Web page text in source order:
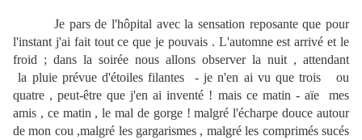
Je pars de l'hôpital avec la sensation reposante que pour
l'instant j'ai fait tout ce que je pouvais . L'automne est arrivé et le
froid ; dans la soirée nous allons observer la nuit , attendant
la pluie prévue d'étoiles filantes - je n'en ai vu que trois ou
quatre , peut-être que j'en ai inventé ! mais ce matin - aïe mes
amis , ce matin , le mal de gorge ! malgré l'écharpe douce autour
de mon cou ,malgré les gargarismes , malgré les comprimés sucés